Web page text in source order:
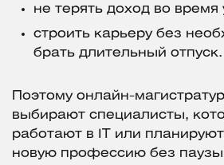
не терять доход во время
строить карьеру без
брать длительный отпуск.
Поэтому онлайн-
выбирают специалисты,
работают в IT или
новую профессию без паузы